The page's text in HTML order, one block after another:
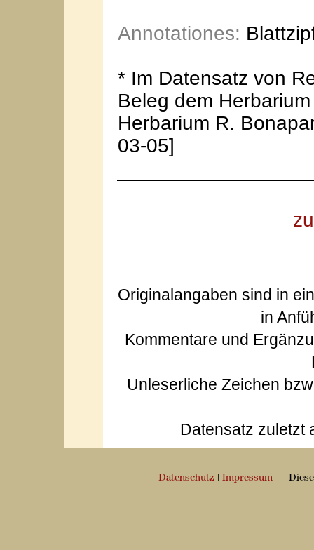
Annotationes:
* Im Datensatz von
Beleg dem
Herbarium R.
03-05]
Originalangaben sind in
in
Kommentare und
Unleserliche Zeichen
Datensatz zuletzt
Datenschutz Impressum— Diese